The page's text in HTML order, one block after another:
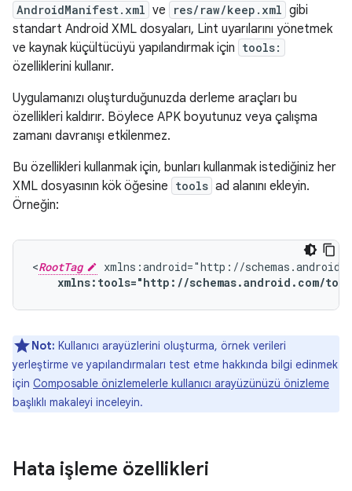
AndroidManifest.xml ve res/raw/keep.xml gibi
standart Android XML dosyaları, Lint uyarılarını yönetmek
ve kaynak küçültücüyü yapılandırmak için tools:
özelliklerini kullanır.
Uygulamanızı oluşturduğunuzda derleme araçları bu
özellikleri kaldırır. Böylece APK boyutunuz veya çalışma
zamanı davranışı etkilenmez.
Bu özellikleri kullanmak için, bunları kullanmak istediğiniz her
XML dosyasının kök öğesine tools ad alanını ekleyin.
Örneğin:
<RootTag
xmlns:tools="http://schemas.android.com/
Not: Kullanıcı arayüzlerini oluşturma, örnek verileri
yerleştirme ve yapılandırmaları test etme hakkında bilgi edinmek
için Composable önizlemelerle kullanıcı arayüzünüzü önizleme
başlıklı makaleyi inceleyin.
Hata işleme özellikleri